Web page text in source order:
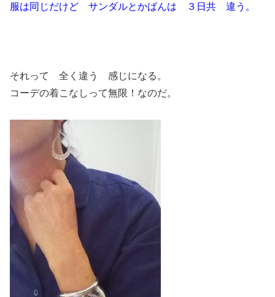
服は同じだけど サンダルとかばんは ３日共 違う。
それって 全く違う 感じになる。
コーデの着こなしって無限！なのだ。